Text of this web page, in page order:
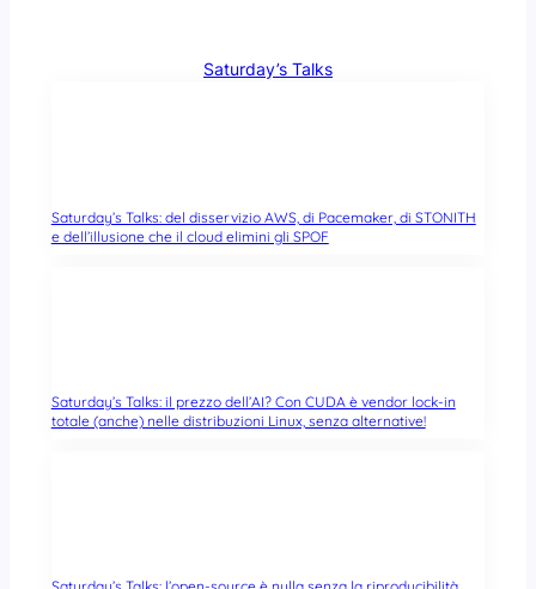
Saturday’s Talks
Saturday’s Talks: del disservizio AWS, di Pacemaker, di STONITH
e dell’illusione che il cloud elimini gli SPOF
Saturday’s Talks: il prezzo dell’AI? Con CUDA è vendor lock-in
totale (anche) nelle distribuzioni Linux, senza alternative!